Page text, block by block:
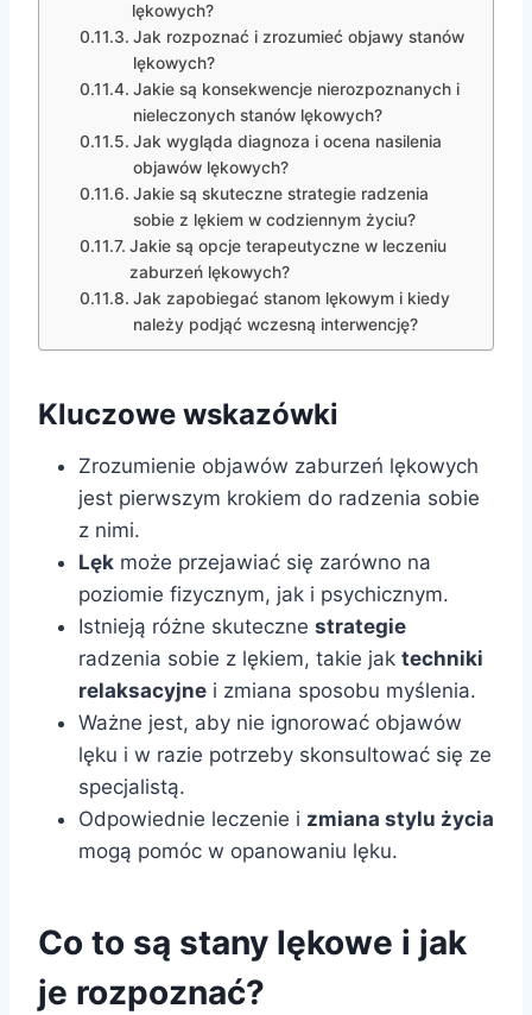
lękowych?
Jak rozpoznać i zrozumieć objawy stanów
lękowych?
Jakie są konsekwencje nierozpoznanych i
nieleczonych stanów lękowych?
Jak wygląda diagnoza i ocena nasilenia
objawów lękowych?
Jakie są skuteczne strategie radzenia
sobie z lękiem w codziennym życiu?
Jakie są opcje terapeutyczne w leczeniu
zaburzeń lękowych?
Jak zapobiegać stanom lękowym i kiedy
należy podjąć wczesną interwencję?
Kluczowe wskazówki
Zrozumienie objawów zaburzeń lękowych
jest pierwszym krokiem do radzenia sobie
z nimi.
Lęk może przejawiać się zarówno na
poziomie fizycznym, jak i psychicznym.
Istnieją różne skuteczne strategie
radzenia sobie z lękiem, takie jak techniki
relaksacyjne i zmiana sposobu myślenia.
Ważne jest, aby nie ignorować objawów
lęku i w razie potrzeby skonsultować się ze
specjalistą.
Odpowiednie leczenie i zmiana stylu życia
mogą pomóc w opanowaniu lęku.
Co to są stany lękowe i jak
je rozpoznać?